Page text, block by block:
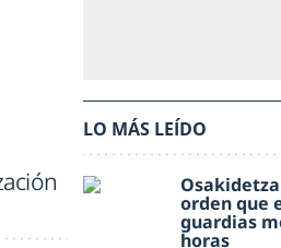
LO MÁS LEÍDO
orden que
guardias
horas